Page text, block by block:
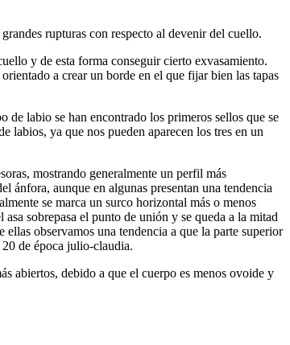
rupturas con respecto al devenir del cuello.
y de esta forma conseguir cierto exvasamiento.
a crear un borde en el que fijar bien las tapas
de labio se han encontrado los primeros sellos que se
labios, ya que nos pueden aparecen los tres en un
mostrando generalmente un perfil más
ánfora, aunque en algunas presentan una tendencia
se marca un surco horizontal más o menos
sobrepasa el punto de unión y se queda a la mitad
observamos una tendencia a que la parte superior
de época julio-claudia.
abiertos, debido a que el cuerpo es menos ovoide y